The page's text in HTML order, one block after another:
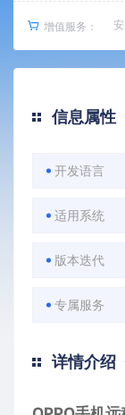
增值服务：
信息属性
开发语言
适用系统
版本迭代
专属服务
详情介绍